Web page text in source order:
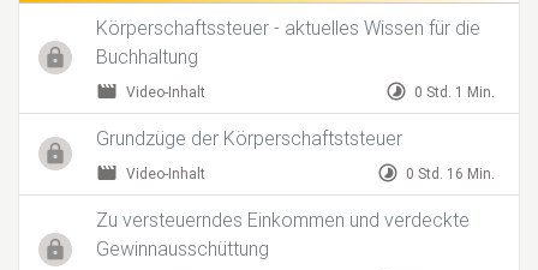
Körperschaftssteuer - aktuelles Wissen für die
Buchhaltung
movie Video-Inhalt timelapse 0 Std. 1 Min.
Grundzüge der Körperschaftststeuer
movie Video-Inhalt timelapse 0 Std. 16 Min.
Zu versteuerndes Einkommen und verdeckte
Gewinnausschüttung